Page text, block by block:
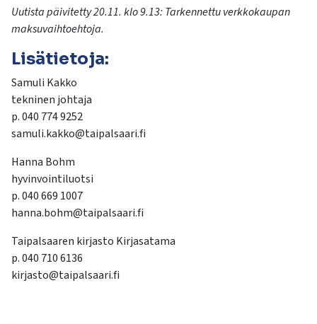
Uutista päivitetty 20.11. klo 9.13: Tarkennettu verkkokaupan
maksuvaihtoehtoja.
Lisätietoja:
Samuli Kakko
tekninen johtaja
p. 040 774 9252
samuli.kakko@taipalsaari.fi
Hanna Bohm
hyvinvointiluotsi
p. 040 669 1007
hanna.bohm@taipalsaari.fi
Taipalsaaren kirjasto Kirjasatama
p. 040 710 6136
kirjasto@taipalsaari.fi